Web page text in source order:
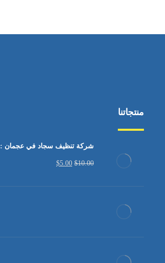
منتجاتنا
شركة تنظيف سجاد في عجمان :0551030483
$10.00
$5.00